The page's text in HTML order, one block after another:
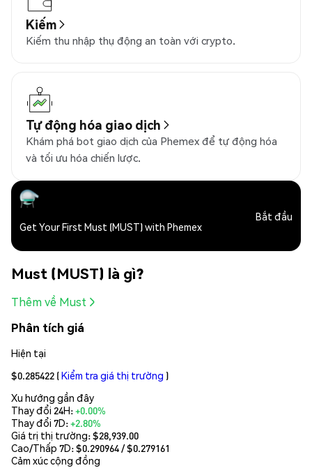
Kiếm
Kiếm thu nhập thụ động an toàn với crypto.
Tự động hóa giao dịch
Khám phá bot giao dịch của Phemex để tự động hóa
và tối ưu hóa chiến lược.
Get Your First Must (MUST) with Phemex
Bắt đầu
Must (MUST) là gì?
Thêm về Must
Phân tích giá
Hiện tại
$0.285422 (Kiểm tra giá thị trường )
Xu hướng gần đây
Thay đổi 24H:+0.00%
Thay đổi 7D:+2.80%
Giá trị thị trường:$28,939.00
Cao/Thấp 7D: $0.290964/ $0.279161
Cảm xúc cộng đồng